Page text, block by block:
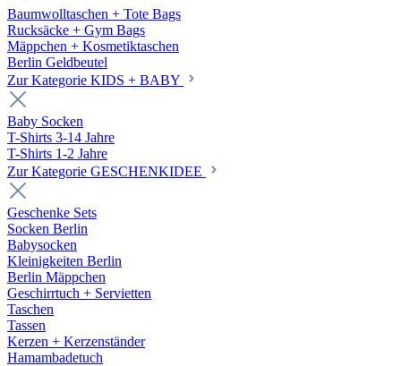
Baumwolltaschen + Tote Bags
Rucksäcke + Gym Bags
Mäppchen + Kosmetiktaschen
Berlin Geldbeutel
Zur Kategorie KIDS + BABY
Baby Socken
T-Shirts 3-14 Jahre
T-Shirts 1-2 Jahre
Zur Kategorie GESCHENKIDEE
Geschenke Sets
Socken Berlin
Babysocken
Kleinigkeiten Berlin
Berlin Mäppchen
Geschirrtuch + Servietten
Taschen
Tassen
Kerzen + Kerzenständer
Hamambadetuch